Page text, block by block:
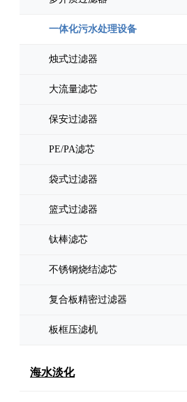
一体化污水处理设备
烛式过滤器
大流量滤芯
保安过滤器
PE/PA滤芯
袋式过滤器
篮式过滤器
钛棒滤芯
不锈钢烧结滤芯
复合板精密过滤器
板框压滤机
海水淡化